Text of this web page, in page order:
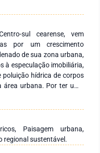
sul cearense, vem
por um crescimento
de sua zona urbana,
à especulação imobiliária,
poluição hídrica de corpos
urbana. Por ter uma
devido à formação
e suas águas; a
para o surgimento de
a paisagem urbana
longo dos anos foram
Paisagem urbana,
regional sustentável.